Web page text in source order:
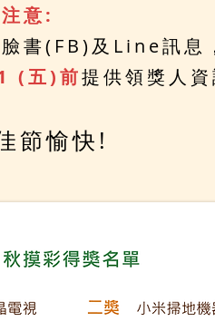
意:
書(FB)及Line訊息
(五)前提供領獎人
節愉快!